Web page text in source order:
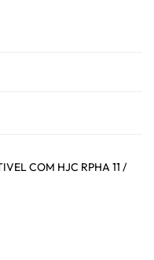
COM HJC RPHA 11 /